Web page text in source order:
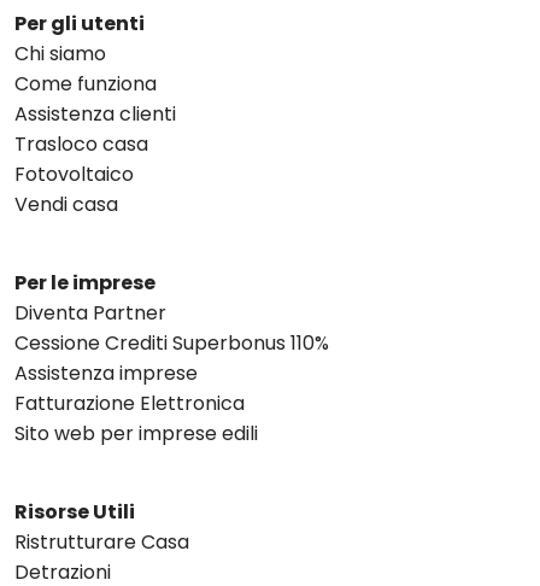
Per gli utenti
Chi siamo
Come funziona
Assistenza clienti
Trasloco casa
Fotovoltaico
Vendi casa
Per le imprese
Diventa Partner
Cessione Crediti Superbonus 110%
Assistenza imprese
Fatturazione Elettronica
Sito web per imprese edili
Risorse Utili
Ristrutturare Casa
Detrazioni